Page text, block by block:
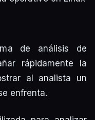
de análisis de
rápidamente la
al analista un
enfrenta.